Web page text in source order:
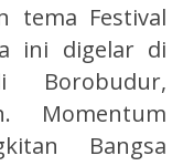
tema Festival
ini digelar di
Borobudur,
Momentum
Bangsa